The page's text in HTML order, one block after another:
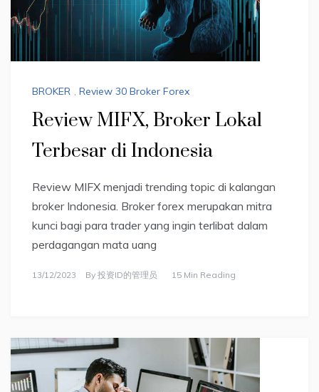
BROKER Review 30 Broker Forex
Review MIFX, Broker Lokal
Terbesar di Indonesia
Review MIFX menjadi trending topic di kalangan
broker Indonesia. Broker forex merupakan mitra
kunci bagi para trader yang ingin terlibat dalam
perdagangan mata uang
13/12/2023 By 投资ID的管理员 15 Min Reading